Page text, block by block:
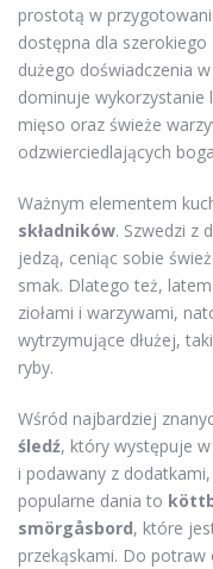
prostotą w
dostępna dla
dużego doświadczenia
dominuje wykorzystanie
mięso oraz świeże
odzwierciedlających
Ważnym elementem
składników. Szwedzi z
jedzą, ceniąc sobie
smak. Dlatego też,
ziołami i warzywami,
wytrzymujące dłużej,
ryby.
Wśród najbardziej
śledź, który występuje
i podawany z
popularne dania to
smörgåsbord, które
przekąskami. Do